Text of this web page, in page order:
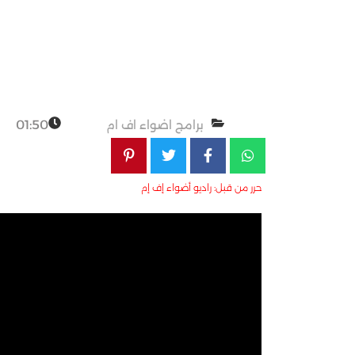
برامج اضواء اف ام 01:50
حرر من قبل: راديو أضواء إف إم